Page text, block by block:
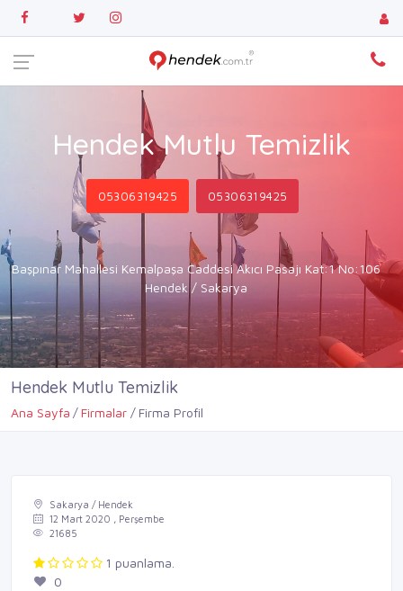
Hendek Mutlu Temizlik
05306319425 05306319425
Başpınar Mahallesi Kemalpaşa Caddesi Akıcı Pasajı Kat:1 No:106
Hendek / Sakarya
Hendek Mutlu Temizlik
Ana Sayfa Firmalar Firma Profil
Sakarya / Hendek
12 Mart 2020 , Perşembe
21685
1 puanlama.
0